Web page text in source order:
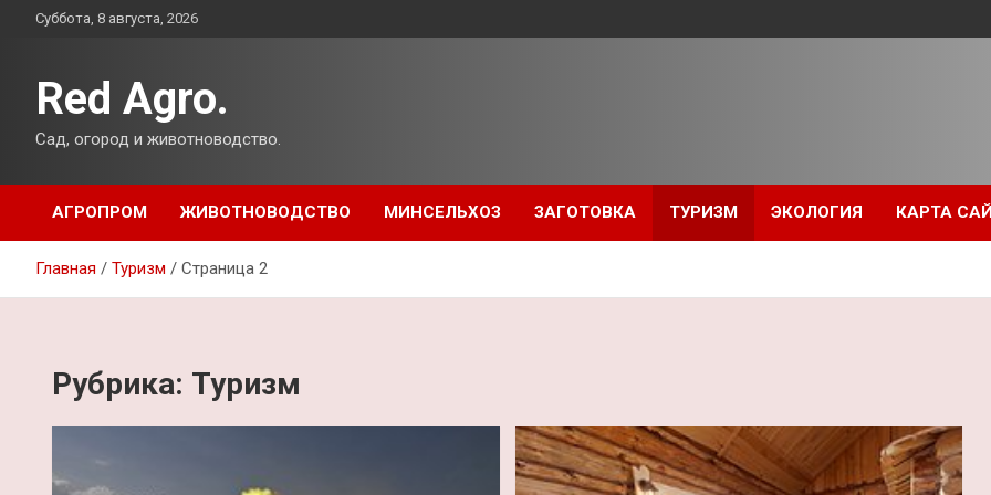
ПерейтиСуббота, 8 августа, 2026
Red Agro.
Сад, огород и животноводство.
АГРОПРОМ ЖИВОТНОВОДСТВО МИНСЕЛЬХОЗ ЗАГОТОВКА ТУРИЗМ ЭКОЛОГИЯ КАРТА
Главная Туризм Страница 2
Рубрика: Туризм